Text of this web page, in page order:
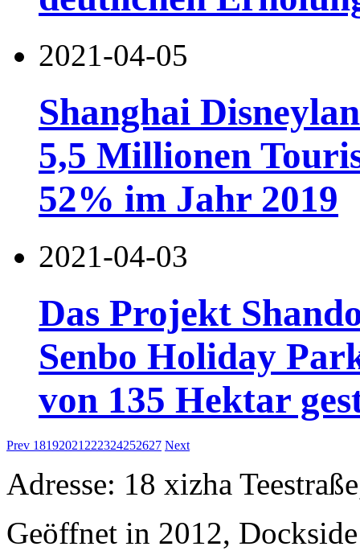
2021-04-05
Shanghai
5,5 Millionen
52% im Jahr 2019
2021-04-03
Das Projekt
Senbo Holiday
von 135 Hektar
Prev 18192021 222324252627 Next
Adresse: 18 xizha
Geöffnet in 2012,